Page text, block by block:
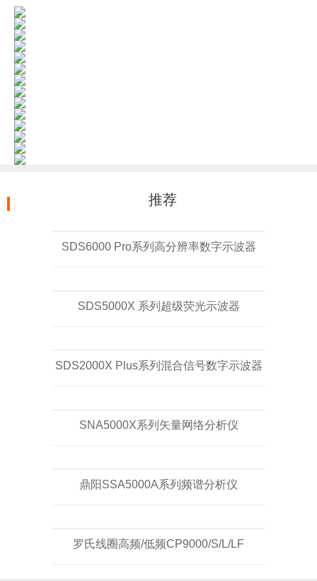
推荐
SDS6000 Pro系列高分辨率数字示波器
SDS5000X 系列超级荧光示波器
SDS2000X Plus系列混合信号数字示波器
SNA5000X系列矢量网络分析仪
鼎阳SSA5000A系列频谱分析仪
罗氏线圈高频/低频CP9000/S/L/LF